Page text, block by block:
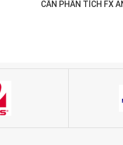
CÂN PHÂN TÍCH FX